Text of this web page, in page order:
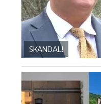
SKANDAL!